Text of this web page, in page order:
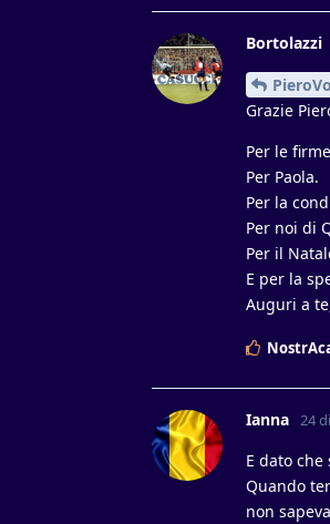
Bortolazzi
Grazie
Per le
Per Paola.
Per la
Per noi di
Per il
E per la
Auguri a
Ianna 24
E dato
Quando
non